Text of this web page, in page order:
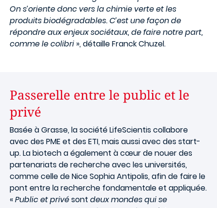
On s’oriente donc vers la chimie verte et les
produits biodégradables. C’est une façon de
répondre aux enjeux sociétaux, de faire notre part,
comme le colibri », détaille Franck Chuzel.
Passerelle entre le public et le
privé
Basée à Grasse, la société LifeScientis collabore
avec des PME et des ETI, mais aussi avec des start-
up. La biotech a également à cœur de nouer des
partenariats de recherche avec les universités,
comme celle de Nice Sophia Antipolis, afin de faire le
pont entre la recherche fondamentale et appliquée.
«Public et privésont deux mondes qui se